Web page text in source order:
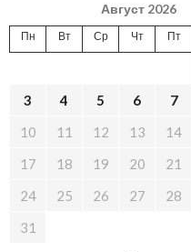
Август 2026
Пн Вт Ср Чт Пт
3
4 5 6 7
10
11 12 13 14
17
18 19 20 21
24
25 26 27 28
31